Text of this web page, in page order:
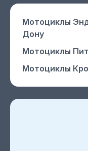
Мотоциклы
Дону
Мотоциклы
Мотоциклы